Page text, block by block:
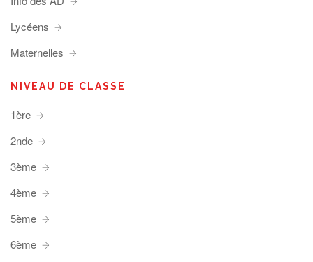
Lycéens
Maternelles
NIVEAU DE CLASSE
1ère
2nde
3ème
4ème
5ème
6ème